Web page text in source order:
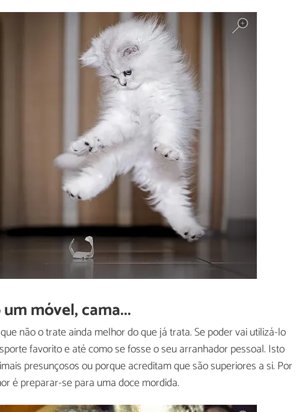
móvel, cama...
não o trate ainda melhor do que já trata. Se poder vai utilizá-lo
favorito e até como se fosse o seu arranhador pessoal. Isto
presunçosos ou porque acreditam que são superiores a si. Por
é preparar-se para uma doce mordida.